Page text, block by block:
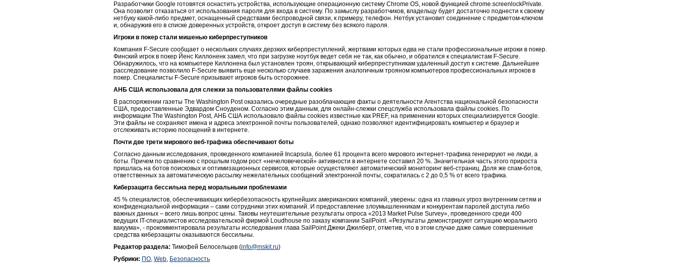
Разработчики Google готовятся оснастить устройства, использующие операционную систему Chrome OS, новой функцией chrome.screenlockPrivate.
Она позволит отказаться от использования пароля для входа в систему. По замыслу разработчиков, владельцу будет достаточно поднести к своему
нетбуку какой-либо предмет, оснащенный средствами беспроводной связи, к примеру, телефон. Нетбук установит соединение с предметом-ключом
и, обнаружив его в списке доверенных устройств, откроет доступ в систему без всякого пароля.
Игроки в покер стали мишенью киберпреступников
Компания F-Secure сообщает о нескольких случаях дерзких киберпреступлений, жертвами которых едва не стали профессиональные игроки в покер.
Финский игрок в покер Йенс Киллоненк замел, что при загрузке ноутбук ведет себя не так, как обычно, и обратился к специалистам F-Secure.
Обнаружилось, что на компьютере Киллонена был установлен троян, открывающий киберпреступникам удаленный доступ к системе. Дальнейшее
расследование позволило F-Secure выявить еще несколько случаев заражения аналогичным трояном компьютеров профессиональных игроков в
покер. Специалисты F-Secure призывают игроков быть осторожнее.
АНБ США использовала для слежки за пользователями файлы cookies
В распоряжении газеты The Washington Post оказались очередные разоблачающие факты о деятельности Агентства национальной безопасности
США, предоставленные Эдвардом Сноуденом. Согласно этим данным, для онлайн-слежки спецслужба использовала файлы cookies. По
информации The Washington Post, АНБ США использовало файлы cookies известные как PREF, на применении которых специализируется Google.
Эти файлы не сохраняют имена и адреса электронной почты пользователей, однако позволяют идентифицировать компьютер и браузер и
отслеживать историю посещений в интернете.
Почти две трети мирового веб-трафика обеспечивают боты
Согласно данным исследования, проведенного компанией Incapsula, более 61 процента всего мирового интернет-трафика генерируют не люди, а
боты. Причем по сравнению с прошлым годом рост «нечеловеческой» активности в интернете составил 20 %. Значительная часть этого прироста
пришлась на ботов поисковых и оптимизационных сервисов, которые осуществляют автоматический мониторинг веб-страниц. Доля же спам-ботов,
ответственных за автоматическую рассылку нежелательных сообщений электронной почты, сократилась с 2 до 0,5 % от всего трафика.
Киберзащита бессильна перед моральными проблемами
45 % специалистов, обеспечивающих кибербезопасность крупнейших американских компаний, уверены: одна из главных угроз внутренним сетям и
конфиденциальной информации – сами сотрудники этих компаний. И предоставление злоумышленникам и конкурентам паролей доступа либо
важных данных – всего лишь вопрос цены. Таковы неутешительные результаты опроса «2013 Market Pulse Survey», проведенного среди 400
ведущих IT-специалистов исследовательской фирмой Loudhouse по заказу компании SailPoint. «Результаты демонстрируют ситуацию морального
вакуума», - прокомментировала результаты исследования глава SailPoint Джеки Джилберт, отметив, что в этом случае даже самые совершенные
средства киберзащиты оказываются бессильны.
Редактор раздела: Тимофей Белосельцев (info@mskit.ru)
Рубрики: ПО, Web, Безопасность